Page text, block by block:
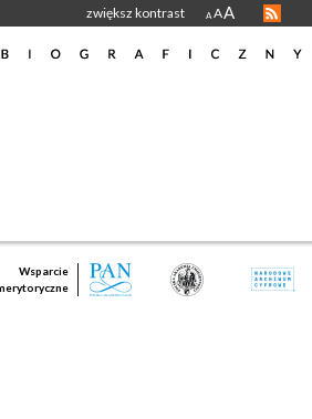
zwiększ kontrast A AA
Wsparcie